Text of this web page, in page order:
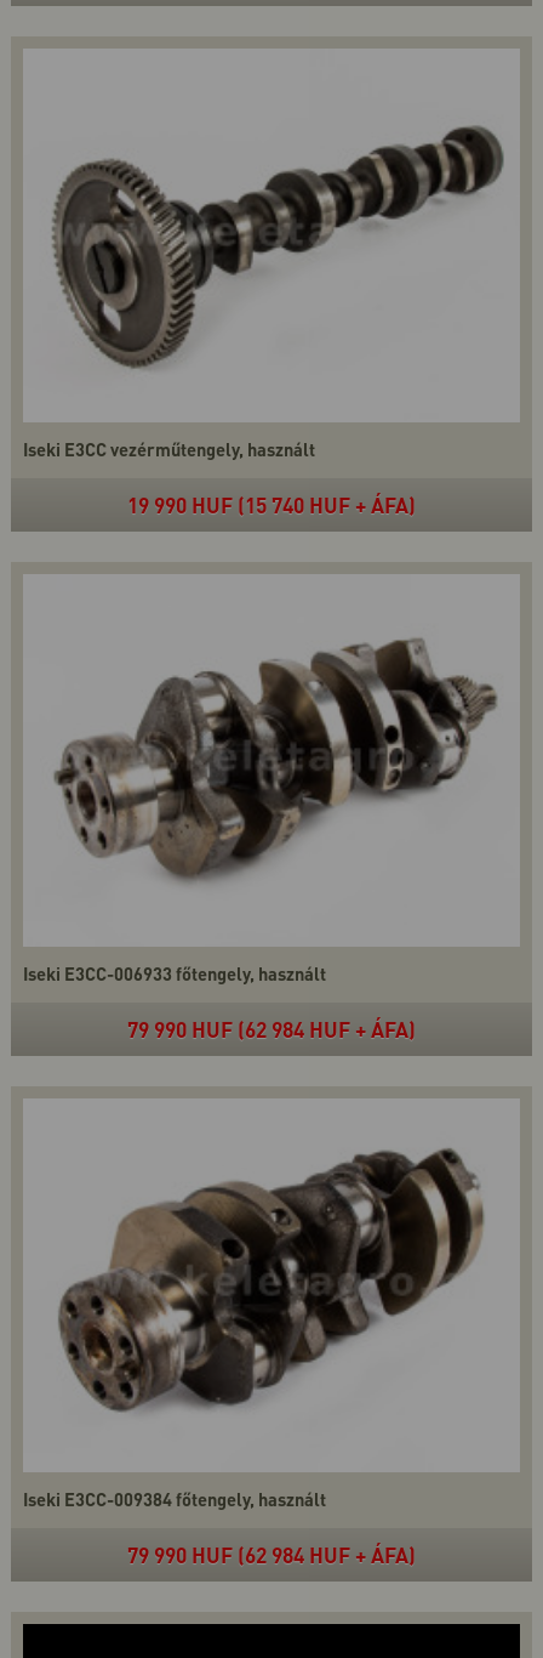
Iseki E3CC vezérműtengely, használt
19 990 HUF (15 740 HUF + ÁFA)
Iseki E3CC-006933 főtengely, használt
79 990 HUF (62 984 HUF + ÁFA)
Iseki E3CC-009384 főtengely, használt
79 990 HUF (62 984 HUF + ÁFA)